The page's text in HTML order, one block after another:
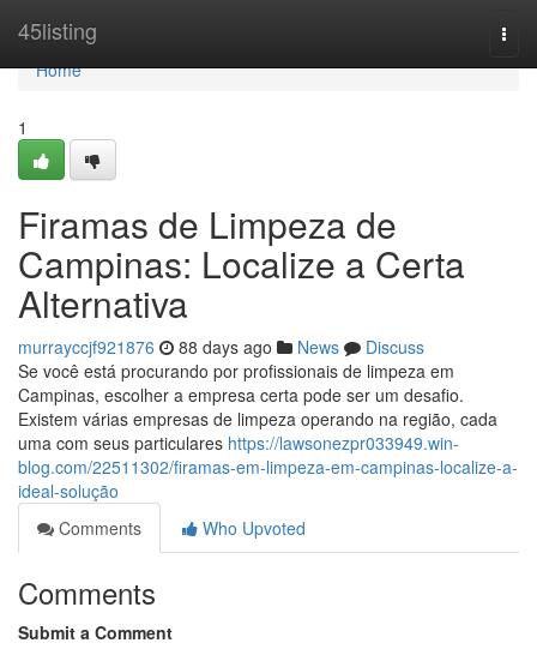
45listing
Home
Home
1
Firamas de Limpeza de
Campinas: Localize a Certa
Alternativa
murrayccjf921876 88 days ago News
Discuss
Se você está procurando por profissionais de limpeza em
Campinas, escolher a empresa certa pode ser um desafio.
Existem várias empresas de limpeza operando na região, cada
uma com seus particulares https://lawsonezpr033949.win-
blog.com/22511302/firamas-em-limpeza-em-campinas-localize-a-
ideal-solução
Comments
Who Upvoted
Comments
Submit a Comment